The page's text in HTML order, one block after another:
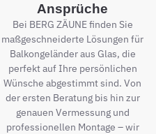
Ansprüche
Bei BERG ZÄUNE finden Sie
maßgeschneiderte Lösungen für
Balkongeländer aus Glas, die
perfekt auf Ihre persönlichen
Wünsche abgestimmt sind. Von
der ersten Beratung bis hin zur
genauen Vermessung und
professionellen Montage – wir